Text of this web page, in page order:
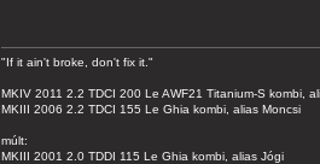
"If it ain't broke, don't fix it."
MKIV 2011 2.2 TDCI 200 Le AWF21 Titanium-S kombi,
MKIII 2006 2.2 TDCI 155 Le Ghia kombi, alias Moncsi
múlt:
MKIII 2001 2.0 TDDI 115 Le Ghia kombi, alias Jógi